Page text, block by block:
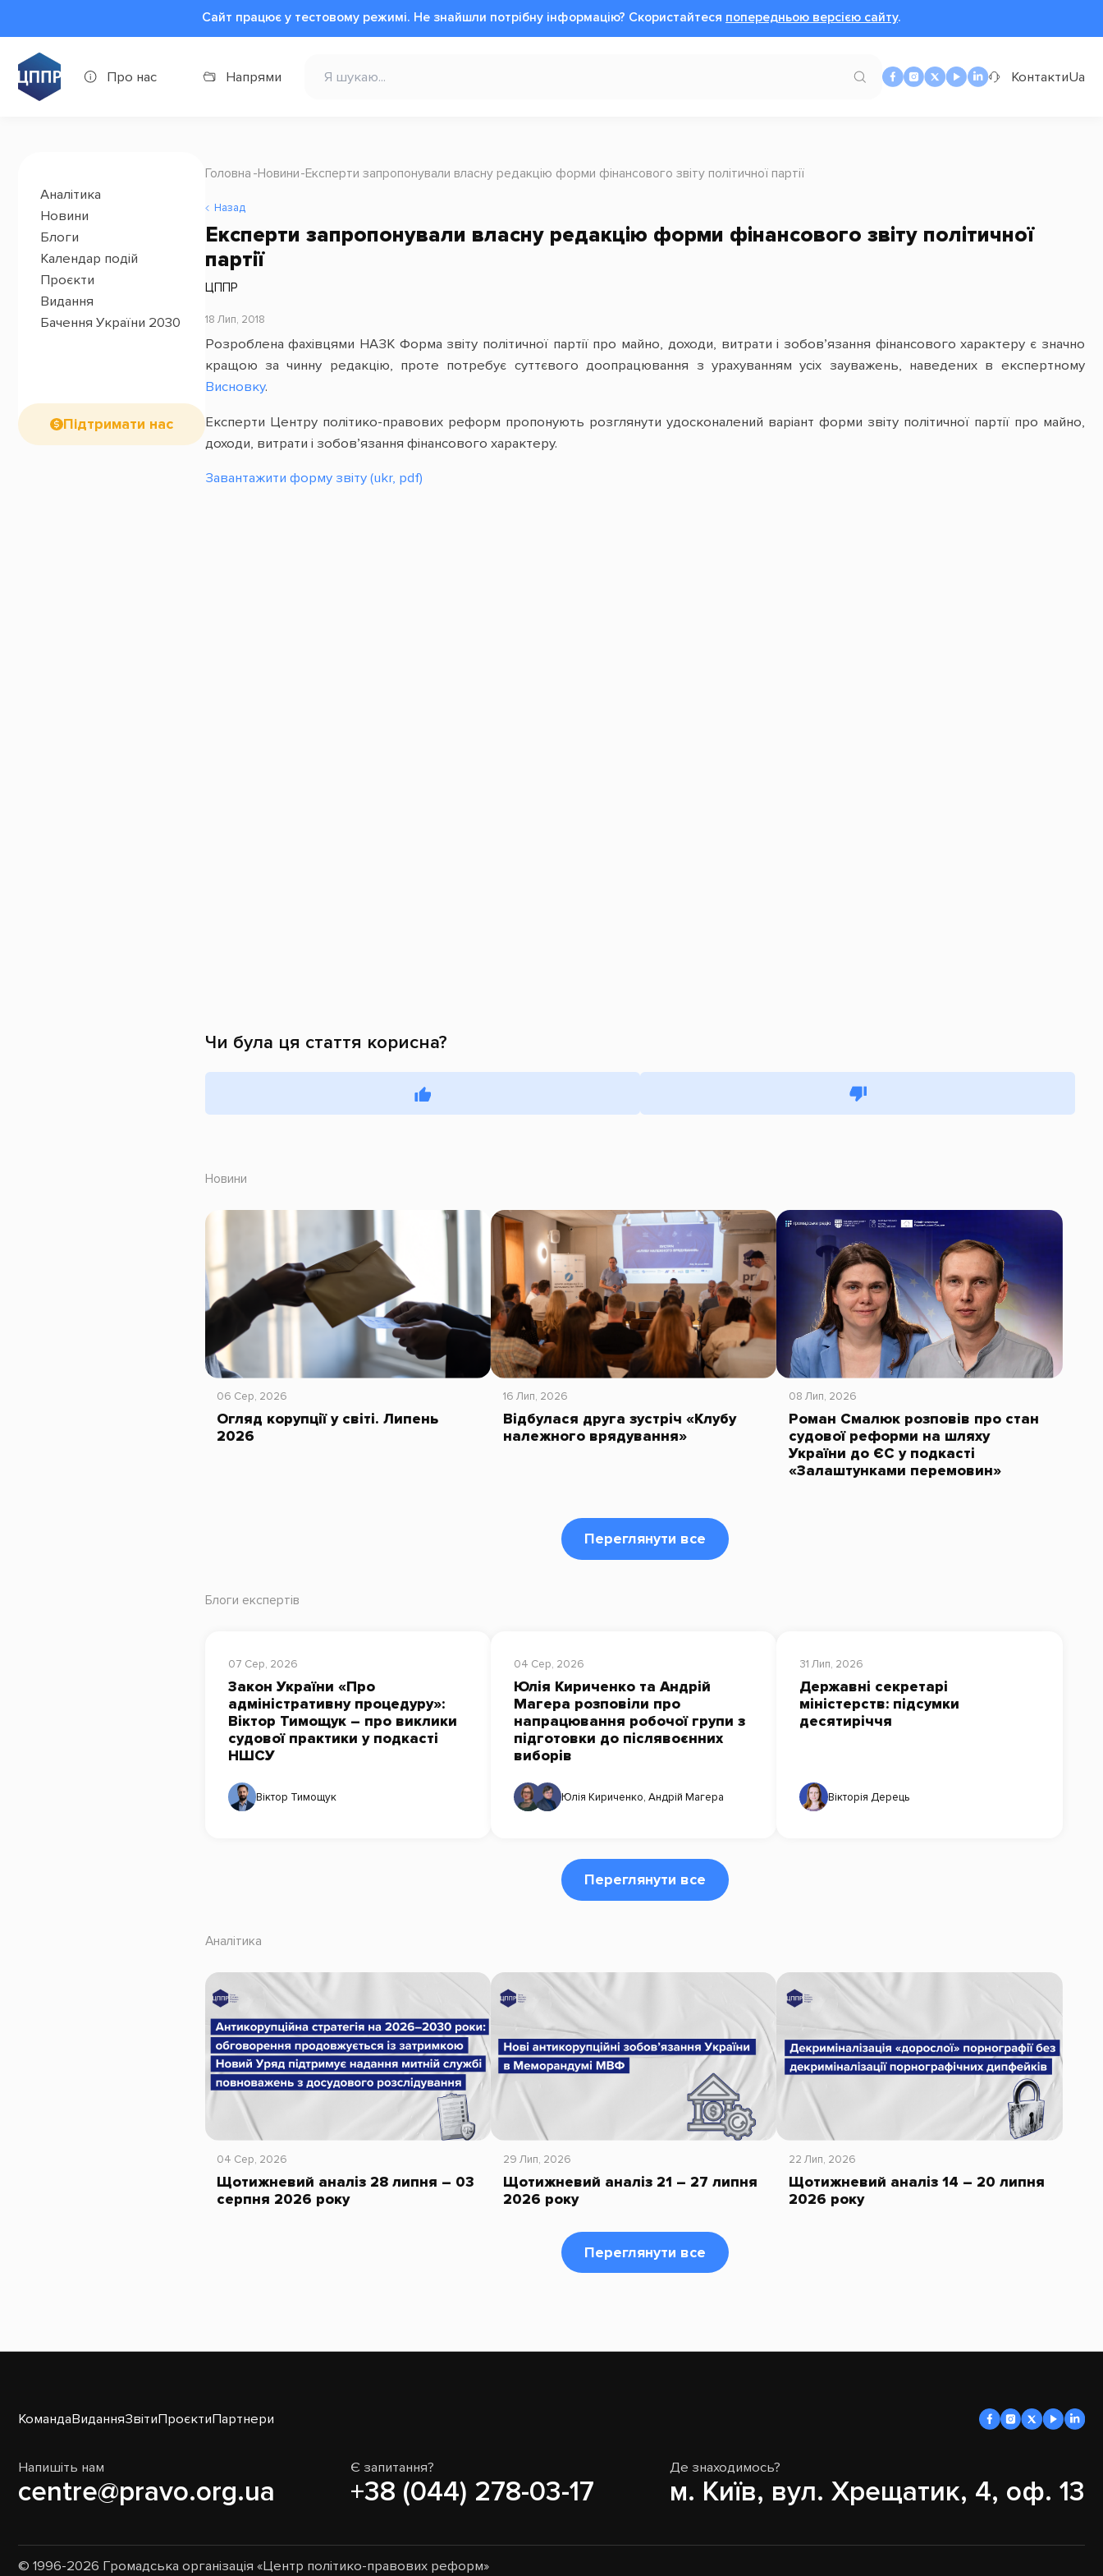
Сайт працює у тестовому режимі. Не знайшли потрібну інформацію? Cкористайтеся попередньою версією сайту.
Про нас Напрями КонтактиUa
Аналітика
Новини
Блоги
Календар подій
Проєкти
Видання
Бачення України 2030
Підтримати нас
Головна Новини Експерти запропонували власну редакцію форми фінансового звіту політичної партії
Назад
Експерти запропонували власну редакцію форми фінансового звіту політичної
партії
ЦППР
18 Лип, 2018
Розроблена фахівцями НАЗК Форма звіту політичної партії про майно, доходи, витрати і зобов’язання фінансового характеру є значно
кращою за чинну редакцію, проте потребує суттєвого доопрацювання з урахуванням усіх зауважень, наведених в експертному
Висновку.
Експерти Центру політико-правових реформ пропонують розглянути удосконалений варіант форми звіту політичної партії про майно,
доходи, витрати і зобов’язання фінансового характеру.
Завантажити форму звіту (ukr, pdf)
Чи була ця стаття корисна?
Новини
06 Сер, 2026
Огляд корупції у світі. Липень
2026
16 Лип, 2026
Відбулася друга зустріч «Клубу
належного врядування»
08 Лип, 2026
Роман Смалюк розповів про стан
судової реформи на шляху
України до ЄС у подкасті
«Залаштунками перемовин»
Переглянути все
Блоги експертів
07 Сер, 2026
Закон України «Про
адміністративну процедуру»:
Віктор Тимощук – про виклики
судової практики у подкасті
НШСУ
Віктор Тимощук
04 Сер, 2026
Юлія Кириченко та Андрій
Магера розповіли про
напрацювання робочої групи з
підготовки до післявоєнних
виборів
Юлія Кириченко,Андрій Магера
31 Лип, 2026
Державні секретарі
міністерств: підсумки
десятиріччя
Вікторія Дерець
Переглянути все
Аналітика
04 Сер, 2026
Щотижневий аналіз 28 липня – 03
серпня 2026 року
29 Лип, 2026
Щотижневий аналіз 21 – 27 липня
2026 року
22 Лип, 2026
Щотижневий аналіз 14 – 20 липня
2026 року
Переглянути все
КомандаВиданняЗвітиПроєктиПартнери
Напишіть нам
centre@pravo.org.ua
Є запитання?
+38 (044) 278-03-17
Де знаходимось?
м. Київ, вул. Хрещатик, 4, оф. 13
© 1996-2026 Громадська організація «Центр політико-правових реформ»